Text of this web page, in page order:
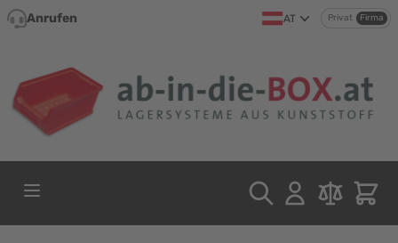
Direkt zum Inhalt
Anrufen AT Privat Firma